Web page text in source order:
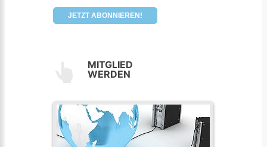
JETZT ABONNIEREN!
MITGLIED
WERDEN